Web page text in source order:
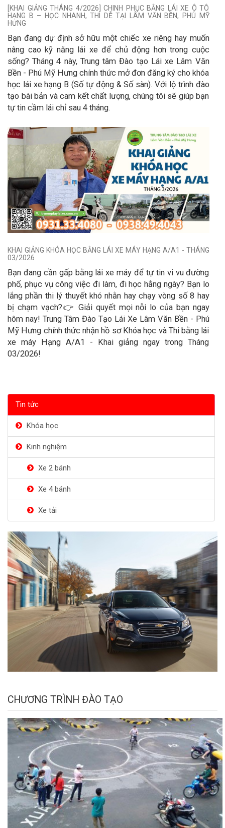
[KHAI GIẢNG THÁNG 4/2026] CHINH PHỤC BẰNG LÁI XE Ô TÔ
HẠNG B – HỌC NHANH, THI DỄ TẠI LÂM VĂN BỀN, PHÚ MỸ
HƯNG
Bạn đang dự định sở hữu một chiếc xe riêng hay muốn
nâng cao kỹ năng lái xe để chủ động hơn trong cuộc
sống? Tháng 4 này, Trung tâm Đào tạo Lái xe Lâm Văn
Bền - Phú Mỹ Hưng chính thức mở đơn đăng ký cho khóa
học lái xe hạng B (Số tự động & Số sàn). Với lộ trình đào
tạo bài bản và cam kết chất lượng, chúng tôi sẽ giúp bạn
tự tin cầm lái chỉ sau 4 tháng.
KHAI GIẢNG KHÓA HỌC BẰNG LÁI XE MÁY HẠNG A/A1 - THÁNG
03/2026
​Bạn đang cần gấp bằng lái xe máy để tự tin vi vu đường
phố, phục vụ công việc đi làm, đi học hằng ngày? Bạn lo
lắng phần thi lý thuyết khó nhằn hay chạy vòng số 8 hay
bị chạm vạch? ​👉 Giải quyết mọi nỗi lo của bạn ngay
hôm nay! Trung Tâm Đào Tạo Lái Xe Lâm Văn Bền - Phú
Mỹ Hưng chính thức nhận hồ sơ Khóa học và Thi bằng lái
xe máy Hạng A/A1 - Khai giảng ngay trong Tháng
03/2026!
Tin tức
Khóa học
Kinh nghiệm
Xe 2 bánh
Xe 4 bánh
Xe tải
CHƯƠNG TRÌNH ĐÀO TẠO